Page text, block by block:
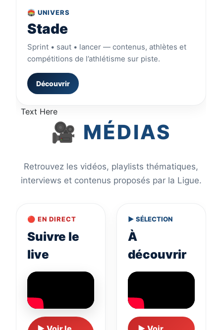
🏟️ UNIVERS
Stade
Sprint • saut • lancer — contenus, athlètes et
compétitions de l’athlétisme sur piste.
Découvrir
Text Here
🎥 MÉDIAS
Retrouvez les vidéos, playlists thématiques,
interviews et contenus proposés par la Ligue.
🔴 EN DIRECT
Suivre le
live
▶ SÉLECTION
À
découvrir